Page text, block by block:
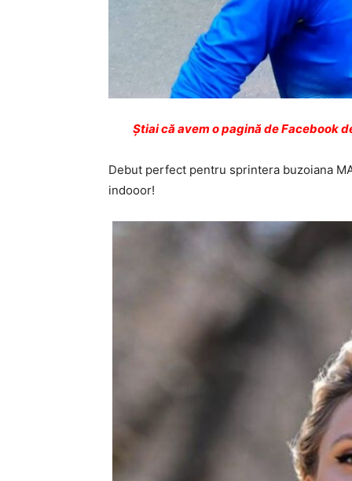
Ştiai că avem o pagină de Facebook
Debut perfect pentru sprintera buzoiana
indooor!